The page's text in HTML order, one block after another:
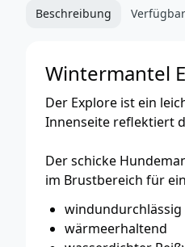
Beschreibung
Wintermantel
Der Explore ist ein
Innenseite reflektiert
Der schicke
im Brustbereich für
windundurchlässig
wärmeerhaltend